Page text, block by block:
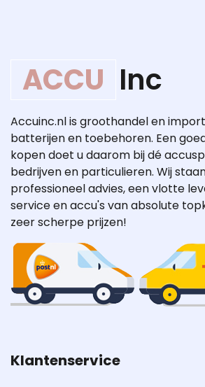
ACCU Inc
Accuinc.nl is groothandel en
batterijen en toebehoren. Een
kopen doet u daarom bij dé
bedrijven en particulieren. Wij
professioneel advies, een vlotte
service en accu's van absolute
zeer scherpe prijzen!
Klantenservice